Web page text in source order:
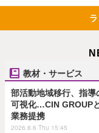
教材・サービス
部活動地域移行、指導
可視化…CIN GROUP
業務提携
2026.8.6 Thu 15:45